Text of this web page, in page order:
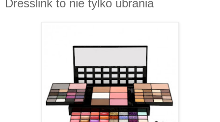
Dresslink to nie tylko ubrania